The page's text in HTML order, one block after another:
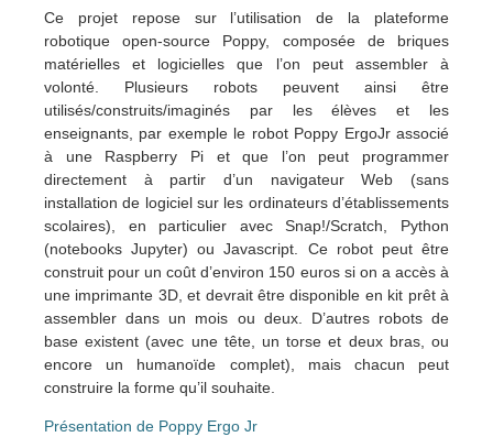
Ce projet repose sur l’utilisation de la plateforme
robotique open-source Poppy, composée de briques
matérielles et logicielles que l’on peut assembler à
volonté. Plusieurs robots peuvent ainsi être
utilisés/construits/imaginés par les élèves et les
enseignants, par exemple le robot Poppy ErgoJr associé
à une Raspberry Pi et que l’on peut programmer
directement à partir d’un navigateur Web (sans
installation de logiciel sur les ordinateurs d’établissements
scolaires), en particulier avec Snap!/Scratch, Python
(notebooks Jupyter) ou Javascript. Ce robot peut être
construit pour un coût d’environ 150 euros si on a accès à
une imprimante 3D, et devrait être disponible en kit prêt à
assembler dans un mois ou deux. D’autres robots de
base existent (avec une tête, un torse et deux bras, ou
encore un humanoïde complet), mais chacun peut
construire la forme qu’il souhaite.
Présentation de Poppy Ergo Jr